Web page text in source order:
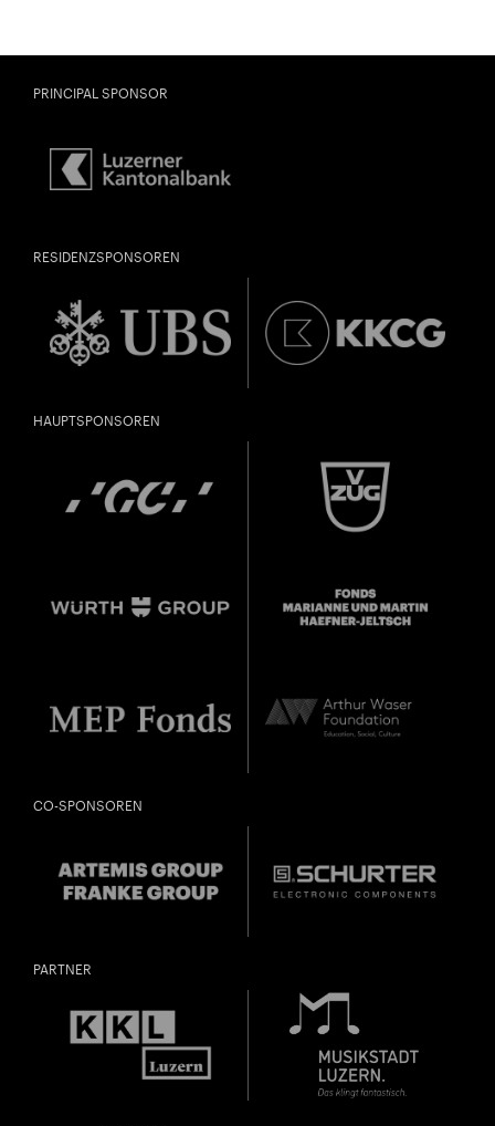
Close
«MACHET DIE TORE WEIT» – WEIHNACHTEN
ZUM ZUHÖREN UND MITSINGEN
DIESE VERANSTALTUNG WEITEREMPFEHLEN
oder jünger.
Donnerstag, 21. Mai,
Geburtsdatum:
PRINCIPAL SPONSOR
RESIDENZSPONSOREN
HAUPTSPONSOREN
CO-SPONSOREN
PARTNER